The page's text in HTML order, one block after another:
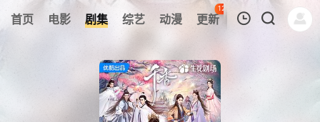
首页 电影 剧集 综艺 动漫 更新
120
热榜 APP
我的观影记录